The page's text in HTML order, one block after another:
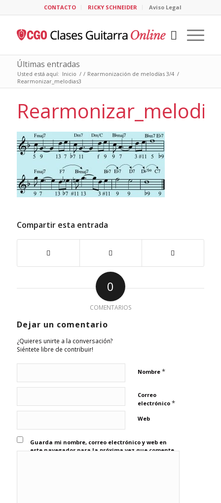
CONTACTO RICKY SCHNEIDER Aviso Legal
Últimas entradas
Usted está aquí: Inicio / / Rearmonización de melodías 3/4 /
Rearmonizar_melodias3
Compartir esta entrada
0
COMENTARIOS
Dejar un comentario
¿Quieres unirte a la conversación?
Siéntete libre de contribuir!
Nombre *
Correo
electrónico *
Web
Guarda mi nombre, correo electrónico y web en
este navegador para la próxima vez que comente.